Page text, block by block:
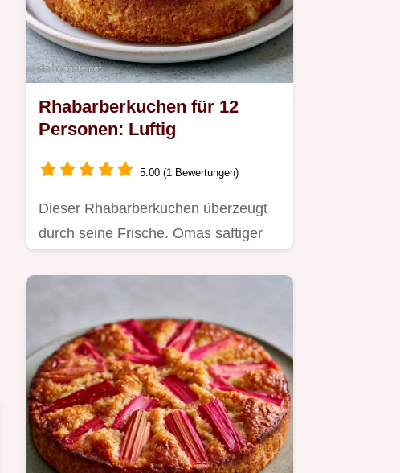
Rhabarberkuchen für 12
Personen: Luftig
5.00 (1 Bewertungen)
Dieser Rhabarberkuchen überzeugt
durch seine Frische. Omas saftiger